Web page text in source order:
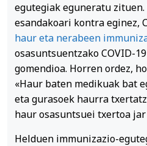
egutegiak eguneratu
esandakoari kontra eginez,
haur eta nerabeen
osasuntsuentzako COVID-
gomendioa. Horren ordez,
«Haur baten medikuak bat
eta gurasoek haurra
haur osasuntsuei txertoa
Helduen immunizazio-